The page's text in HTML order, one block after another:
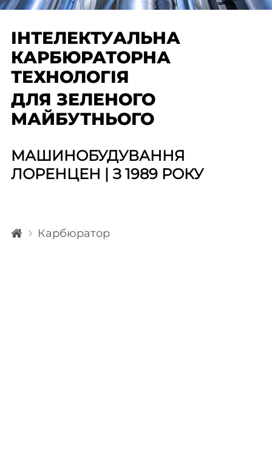
ІНТЕЛЕКТУАЛЬНА
КАРБЮРАТОРНА
ТЕХНОЛОГІЯ
ДЛЯ ЗЕЛЕНОГО
МАЙБУТНЬОГО
МАШИНОБУДУВАННЯ
ЛОРЕНЦЕН | З 1989 РОКУ
H
Карбюратор